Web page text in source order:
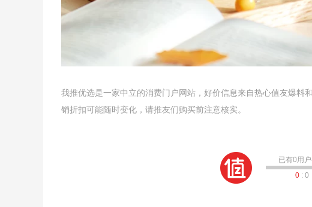
我推优选是一家中立的消费门户网站，好价信息来自热心值友爆料
销折扣可能随时变化，请推友们购买前注意核实。
已有0用
0: 0